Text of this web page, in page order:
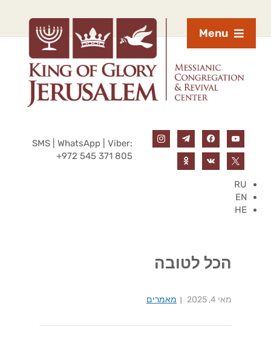
Menu
SMS | WhatsApp | Viber:
+972 545 371 805
RU
EN
HE
הכל לטובה
מאי 4, 2025 מאמרים